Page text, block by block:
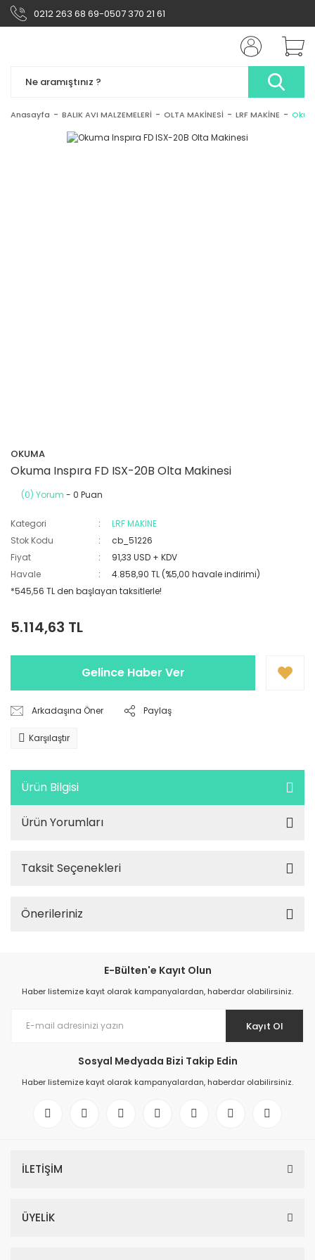
0212 263 68 69-0507 370 21 61
Anasayfa BALIK AVI MALZEMELERİ OLTA MAKİNESİ LRF MAKİNE
OKUMA
Okuma Inspıra FD ISX-20B Olta Makinesi
(0) Yorum - 0 Puan
Kategori
LRF MAKİNE
Stok Kodu
cb_51226
Fiyat
91,33 USD + KDV
Havale
4.858,90 TL (%5,00 havale indirimi)
*545,56 TL den başlayan taksitlerle!
5.114,63 TL
Gelince Haber Ver
Arkadaşına Öner Paylaş
Karşılaştır
Ürün Bilgisi
Ürün Yorumları
Taksit Seçenekleri
Önerileriniz
E-Bülten'e Kayıt Olun
Haber listemize kayıt olarak kampanyalardan, haberdar olabilirsiniz.
Kayıt Ol
Sosyal Medyada Bizi Takip Edin
Haber listemize kayıt olarak kampanyalardan, haberdar olabilirsiniz.
İLETİŞİM
ÜYELİK